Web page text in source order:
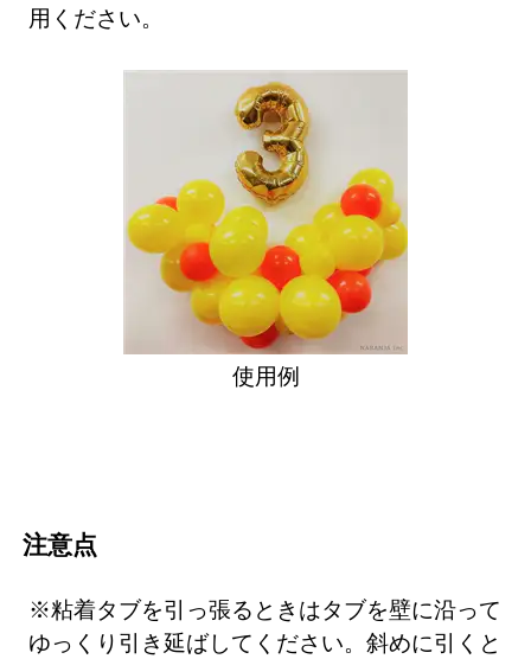
用ください。
使用例
注意点
※粘着タブを引っ張るときはタブを壁に沿って
ゆっくり引き延ばしてください。斜めに引くと